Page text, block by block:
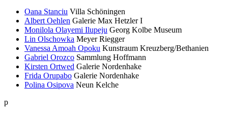
Oana Stanciu Villa Schöningen
Albert Oehlen Galerie Max Hetzler I
Monilola Olayemi Ilupeju Georg Kolbe Museum
Lin Olschowka Meyer Riegger
Vanessa Amoah Opoku Kunstraum Kreuzberg/Bethanien
Gabriel Orozco Sammlung Hoffmann
Kirsten Ortwed Galerie Nordenhake
Frida Orupabo Galerie Nordenhake
Polina Osipova Neun Kelche
p